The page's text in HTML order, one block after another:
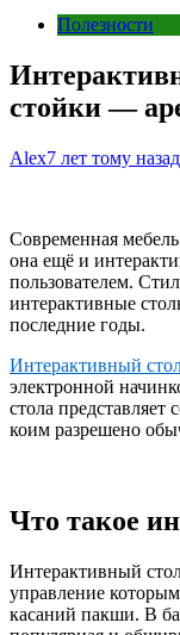
Полезности
стойки —
Alex7 лет тому назад
Современная
она ещё и
пользователем.
интерактивные
последние годы.
Интерактивный
электронной
стола
коим разрешено
Что такое
Интерактивный
управление
касаний пакши. В